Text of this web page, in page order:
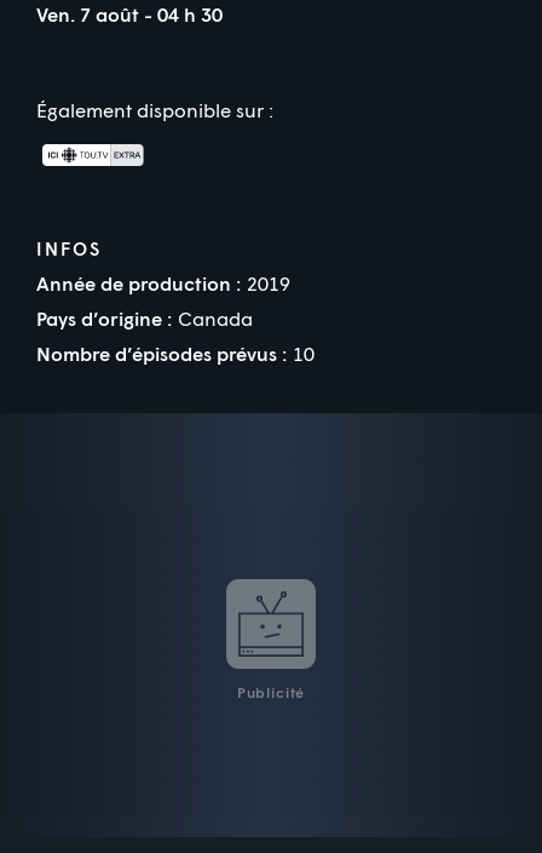
Ven. 7 août - 04 h 30
Également disponible sur :
INFOS
Année de production : 2019
Pays d’origine : Canada
Nombre d’épisodes prévus : 10
Publicité